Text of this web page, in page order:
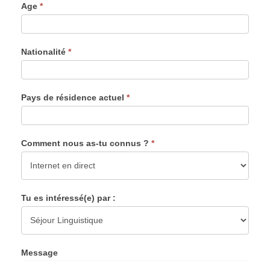
Age *
Nationalité *
Pays de résidence actuel *
Comment nous as-tu connus ? *
Tu es intéressé(e) par :
Message